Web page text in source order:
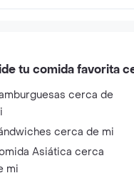
tu comida favorita
cerca de
cerca de mi
Asiática cerca
mi